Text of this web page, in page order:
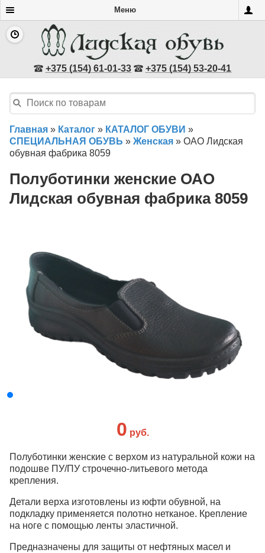
Меню
+375 (154) 61-01-33 +375 (154) 53-20-41
Главная » Каталог » КАТАЛОГ ОБУВИ »
СПЕЦИАЛЬНАЯ ОБУВЬ » Женская » ОАО Лидская
обувная фабрика 8059
Полуботинки женские ОАО
Лидская обувная фабрика 8059
0 руб.
Полуботинки женские с верхом из натуральной кожи на
подошве ПУ/ПУ строчечно-литьевого метода
крепления.
Детали верха изготовлены из юфти обувной, на
подкладку применяется полотно нетканое. Крепление
на ноге с помощью ленты эластичной.
Предназначены для защиты от нефтяных масел и